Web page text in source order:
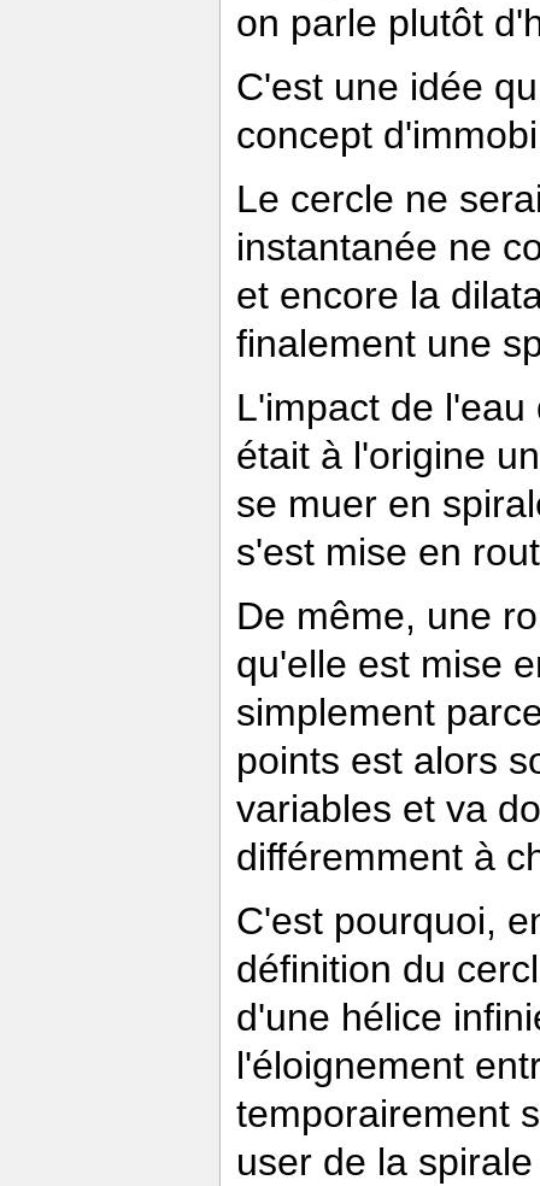
on parle plutôt
C'est une idée
concept
Le cercle ne
instantanée ne
et encore la
finalement une
L'impact de
était à l'origine
se muer en
s'est mise en
De même, une
qu'elle est mise
simplement
points est alors
variables et va
différemment à
C'est pourquoi,
définition du
d'une hélice
l'éloignement
temporairement
user de la